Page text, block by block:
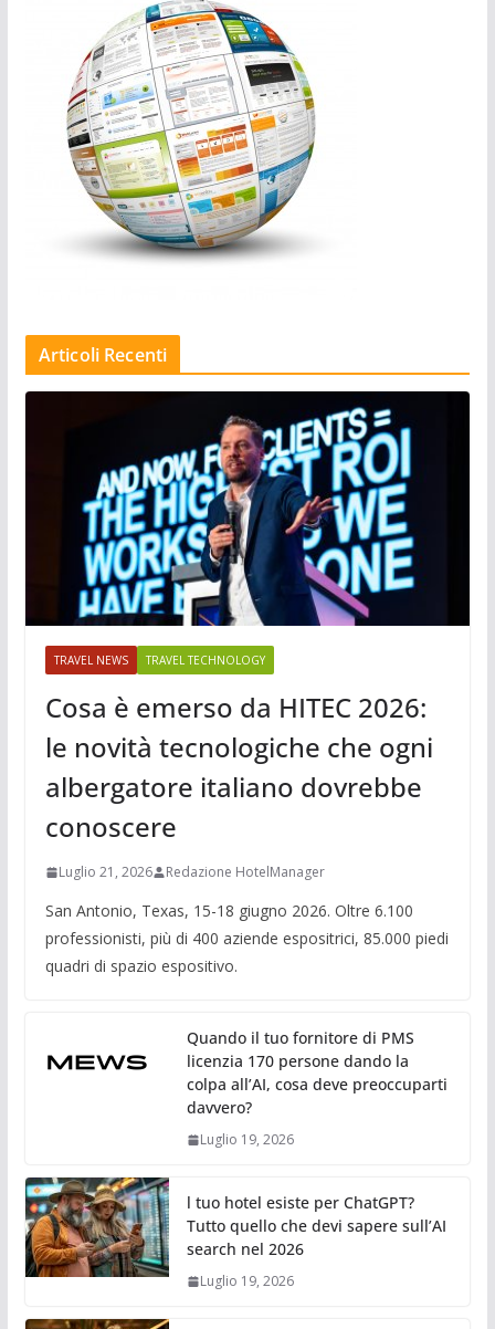
Articoli Recenti
TRAVEL NEWS TRAVEL TECHNOLOGY
Cosa è emerso da HITEC 2026:
le novità tecnologiche che ogni
albergatore italiano dovrebbe
conoscere
Luglio 21, 2026 Redazione HotelManager
San Antonio, Texas, 15-18 giugno 2026. Oltre 6.100
professionisti, più di 400 aziende espositrici, 85.000 piedi
quadri di spazio espositivo.
Quando il tuo fornitore di PMS
licenzia 170 persone dando la
colpa all’AI, cosa deve preoccuparti
davvero?
Luglio 19, 2026
l tuo hotel esiste per ChatGPT?
Tutto quello che devi sapere sull’AI
search nel 2026
Luglio 19, 2026